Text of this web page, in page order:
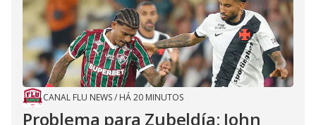
CANAL FLU NEWS/ HÁ 20 MINUTOS
Problema para Zubeldía: John